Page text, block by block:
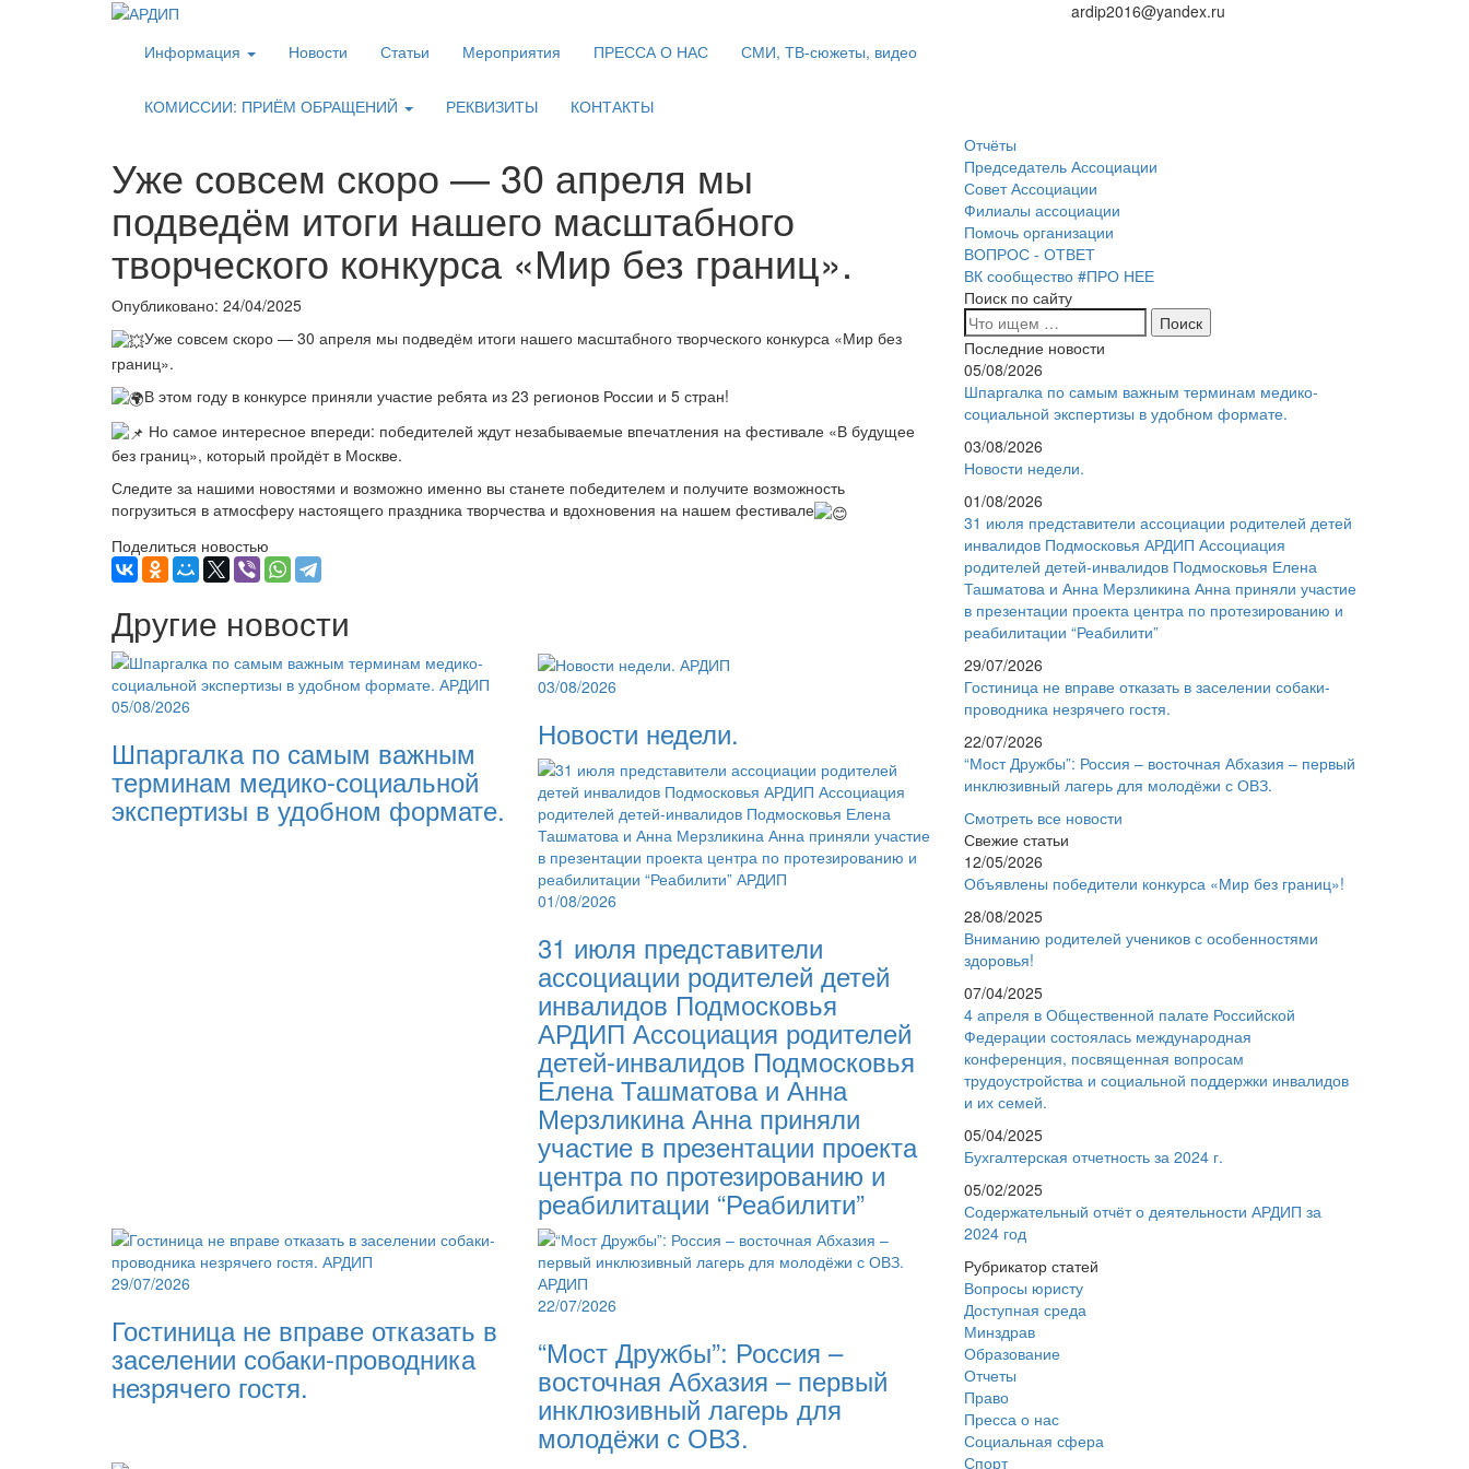
Информация Новости Статьи Мероприятия ПРЕССА О НАС СМИ, ТВ-сюжеты, видео
КОМИССИИ: ПРИЁМ ОБРАЩЕНИЙ РЕКВИЗИТЫ КОНТАКТЫ
ardip2016@yandex.ru
Уже совсем скоро — 30 апреля мы
подведём итоги нашего масштабного
творческого конкурса «Мир без границ».
Опубликовано: 24/04/2025
Уже совсем скоро — 30 апреля мы подведём итоги нашего масштабного творческого конкурса «Мир без
границ».
В этом году в конкурсе приняли участие ребята из 23 регионов России и 5 стран!
Но самое интересное впереди: победителей ждут незабываемые впечатления на фестивале «В будущее
без границ», который пройдёт в Москве.
Следите за нашими новостями и возможно именно вы станете победителем и получите возможность
погрузиться в атмосферу настоящего праздника творчества и вдохновения на нашем фестивале
Поделиться новостью
Другие новости
05/08/2026
Шпаргалка по самым важным
терминам медико-социальной
экспертизы в удобном формате.
03/08/2026
Новости недели.
01/08/2026
31 июля представители
ассоциации родителей детей
инвалидов Подмосковья
АРДИП Ассоциация родителей
детей-инвалидов Подмосковья
Елена Ташматова и Анна
Мерзликина Анна приняли
участие в презентации проекта
центра по протезированию и
реабилитации “Реабилити”
29/07/2026
Гостиница не вправе отказать в
заселении собаки-проводника
незрячего гостя.
22/07/2026
“Мост Дружбы”: Россия –
восточная Абхазия – первый
инклюзивный лагерь для
молодёжи с ОВЗ.
Отчёты
Председатель Ассоциации
Совет Ассоциации
Филиалы ассоциации
Помочь организации
ВОПРОС - ОТВЕТ
ВК сообщество #ПРО НЕЕ
Поиск по сайту
Последние новости
05/08/2026
Шпаргалка по самым важным терминам медико-
социальной экспертизы в удобном формате.
03/08/2026
Новости недели.
01/08/2026
31 июля представители ассоциации родителей детей
инвалидов Подмосковья АРДИП Ассоциация
родителей детей-инвалидов Подмосковья Елена
Ташматова и Анна Мерзликина Анна приняли участие
в презентации проекта центра по протезированию и
реабилитации “Реабилити”
29/07/2026
Гостиница не вправе отказать в заселении собаки-
проводника незрячего гостя.
22/07/2026
“Мост Дружбы”: Россия – восточная Абхазия – первый
инклюзивный лагерь для молодёжи с ОВЗ.
Смотреть все новости
Свежие статьи
12/05/2026
Объявлены победители конкурса «Мир без границ»!
28/08/2025
Вниманию родителей учеников с особенностями
здоровья!
07/04/2025
4 апреля в Общественной палате Российской
Федерации состоялась международная
конференция, посвященная вопросам
трудоустройства и социальной поддержки инвалидов
и их семей.
05/04/2025
Бухгалтерская отчетность за 2024 г.
05/02/2025
Содержательный отчёт о деятельности АРДИП за
2024 год
Рубрикатор статей
Вопросы юристу
Доступная среда
Минздрав
Образование
Отчеты
Право
Пресса о нас
Социальная сфера
Спорт